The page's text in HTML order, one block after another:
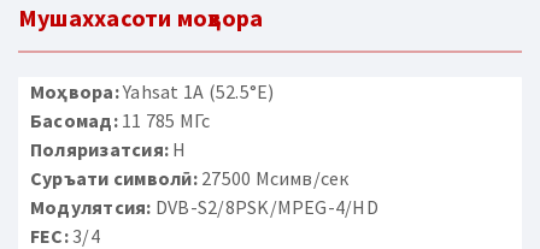
Мушаххасоти моҳвора
Моҳвора:Yahsat 1A (52.5°E)
Басомад:11 785 МГс
Поляризатсия: H
Суръати символӣ:27500 Мсимв/сек
Модулятсия: DVB-S2/8PSK/MPEG-4/HD
FEC:3/4